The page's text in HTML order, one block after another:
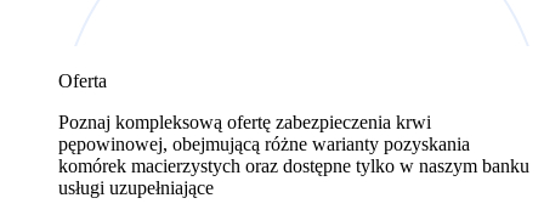
Oferta
Poznaj kompleksową ofertę zabezpieczenia krwi
pępowinowej, obejmującą różne warianty pozyskania
komórek macierzystych oraz dostępne tylko w naszym banku
usługi uzupełniające